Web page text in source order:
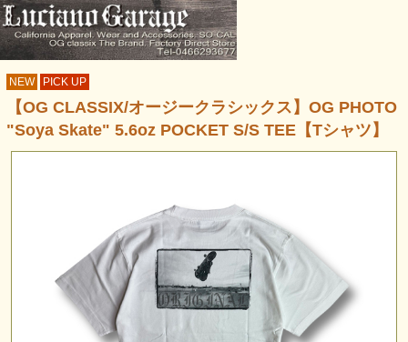
NEW PICK UP
【OG CLASSIX/オージークラシックス】OG PHOTO
"Soya Skate" 5.6oz POCKET S/S TEE【Tシャツ】